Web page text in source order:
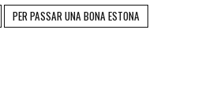
PER PASSAR UNA BONA ESTONA